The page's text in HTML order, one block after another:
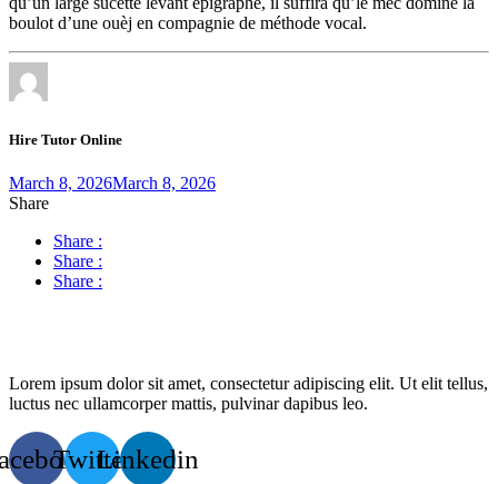
boulot d’une ouèj en compagnie de méthode vocal.
Hire Tutor Online
March 8, 2026March 8, 2026
Share
Share :
Share :
Share :
Lorem ipsum dolor sit amet, consectetur adipiscing elit. Ut elit tellus,
luctus nec ullamcorper mattis, pulvinar dapibus leo.
TwitterLinkedin